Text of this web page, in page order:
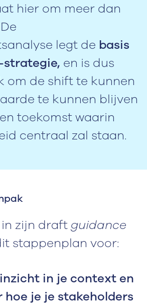
hier om meer dan
legt de basis
strategie, en is dus
om de shift te kunnen
te kunnen blijven
toekomst waarin
centraal zal staan.
in zijn draftguidance
stappenplan voor:
in je context en
hoe je je stakeholders